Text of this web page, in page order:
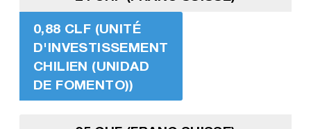
0,88 CLF (UNITÉ
D'INVESTISSEMENT
CHILIEN (UNIDAD
DE FOMENTO))